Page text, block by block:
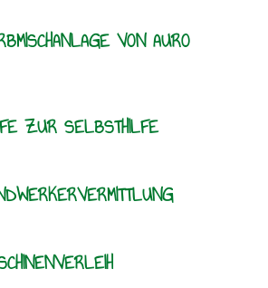
VON AURO
ZUR SELBSTHILFE